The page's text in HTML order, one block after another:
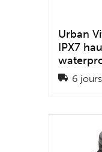
Urban
IPX7
6